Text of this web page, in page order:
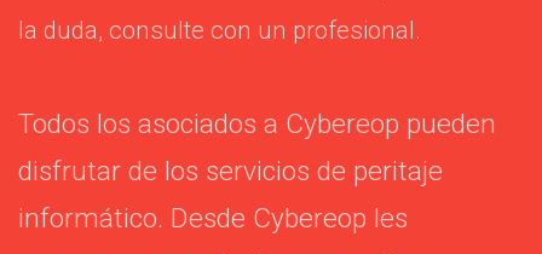
la duda, consulte con un profesional.
Todos los asociados a Cybereop pueden
disfrutar de los servicios de peritaje
informático. Desde Cybereop les